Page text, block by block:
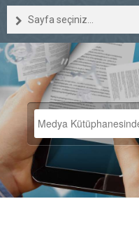
Sayfa seçiniz...